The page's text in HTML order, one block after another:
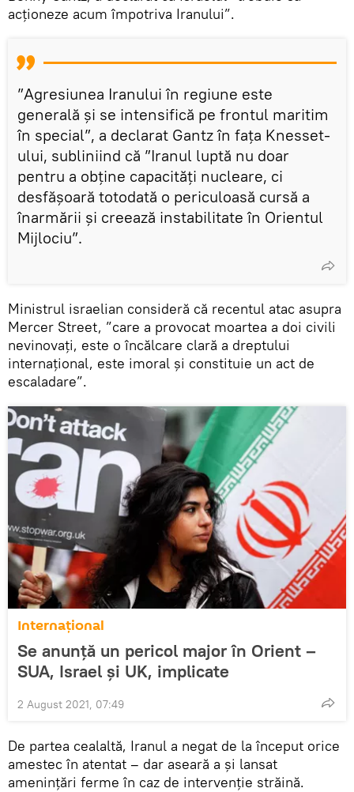
acţioneze acum împotriva Iranului”.
”Agresiunea Iranului în regiune este
generală şi se intensifică pe frontul maritim
în special”, a declarat Gantz în faţa Knesset-
ului, subliniind că ”Iranul luptă nu doar
pentru a obţine capacităţi nucleare, ci
desfăşoară totodată o periculoasă cursă a
înarmării şi creează instabilitate în Orientul
Mijlociu”.
Ministrul israelian consideră că recentul atac asupra
Mercer Street, ”care a provocat moartea a doi civili
nevinovaţi, este o încălcare clară a dreptului
internaţional, este imoral şi constituie un act de
escaladare”.
Internaţional
Se anunță un pericol major în Orient –
SUA, Israel și UK, implicate
2 August 2021, 07:49
De partea cealaltă, Iranul a negat de la început orice
amestec în atentat – dar aseară a și lansat
amenințări ferme în caz de intervenție străină.